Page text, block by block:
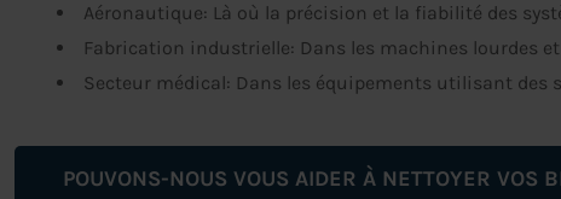
Aéronautique: Là où la précision et la fiabilité des
Fabrication industrielle: Dans les machines lourdes
Secteur médical: Dans les équipements utilisant
POUVONS-NOUS VOUS AIDER À NETTOYER VOS